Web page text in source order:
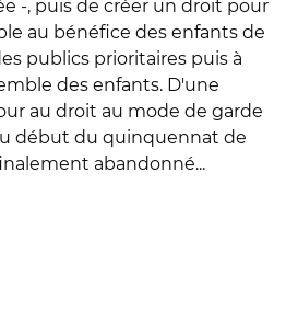
-, puis de créer un droit pour
au bénéfice des enfants de
publics prioritaires puis à
des enfants. D'une
au droit au mode de garde
début du quinquennat de
abandonné...